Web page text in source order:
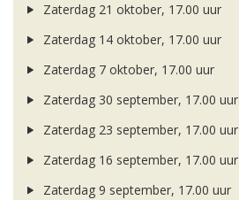
Zaterdag 21 oktober, 17.00 uur
Zaterdag 14 oktober, 17.00 uur
Zaterdag 7 oktober, 17.00 uur
Zaterdag 30 september, 17.00 uur
Zaterdag 23 september, 17.00 uur
Zaterdag 16 september, 17.00 uur
Zaterdag 9 september, 17.00 uur